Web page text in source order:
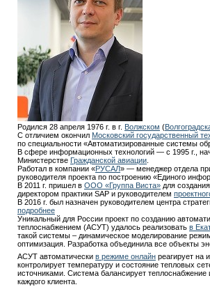
Родился 28 апреля 1976 г. в г. Волжском (
С отличием окончил Московский государственный
по специальности «Автоматизированные системы
В сфере информационных технологий — с 1995 г.,
Министерстве Гражданской авиации
Работал в компании «РУСАЛ» — менеджер отдела
руководителя проекта по построению «Единого
В 2011 г. пришел в ООО «Группа Виста» для
директором практики SAP и руководителем
В 2016 г. был назначен руководителем центра
подробнее
Уникальный для России проект по созданию
теплоснабжением (АСУТ) удалось реализовать в
такой системы – динамическое моделирование
оптимизация. Разработка объединила все объекты
АСУТ автоматически в режиме онлайн реагирует на
контролирует температуру и состояние тепловых
источниками. Система балансирует теплоснабжение
каждого клиента.